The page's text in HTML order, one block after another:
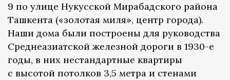
9 по улице Нукусской Мирабадского района
Ташкента («золотая миля», центр города).
Наши дома были построены для руководства
Среднеазиатской железной дороги в 1930-е
годы, в них нестандартные квартиры
с высотой потолков 3,5 метра и стенами